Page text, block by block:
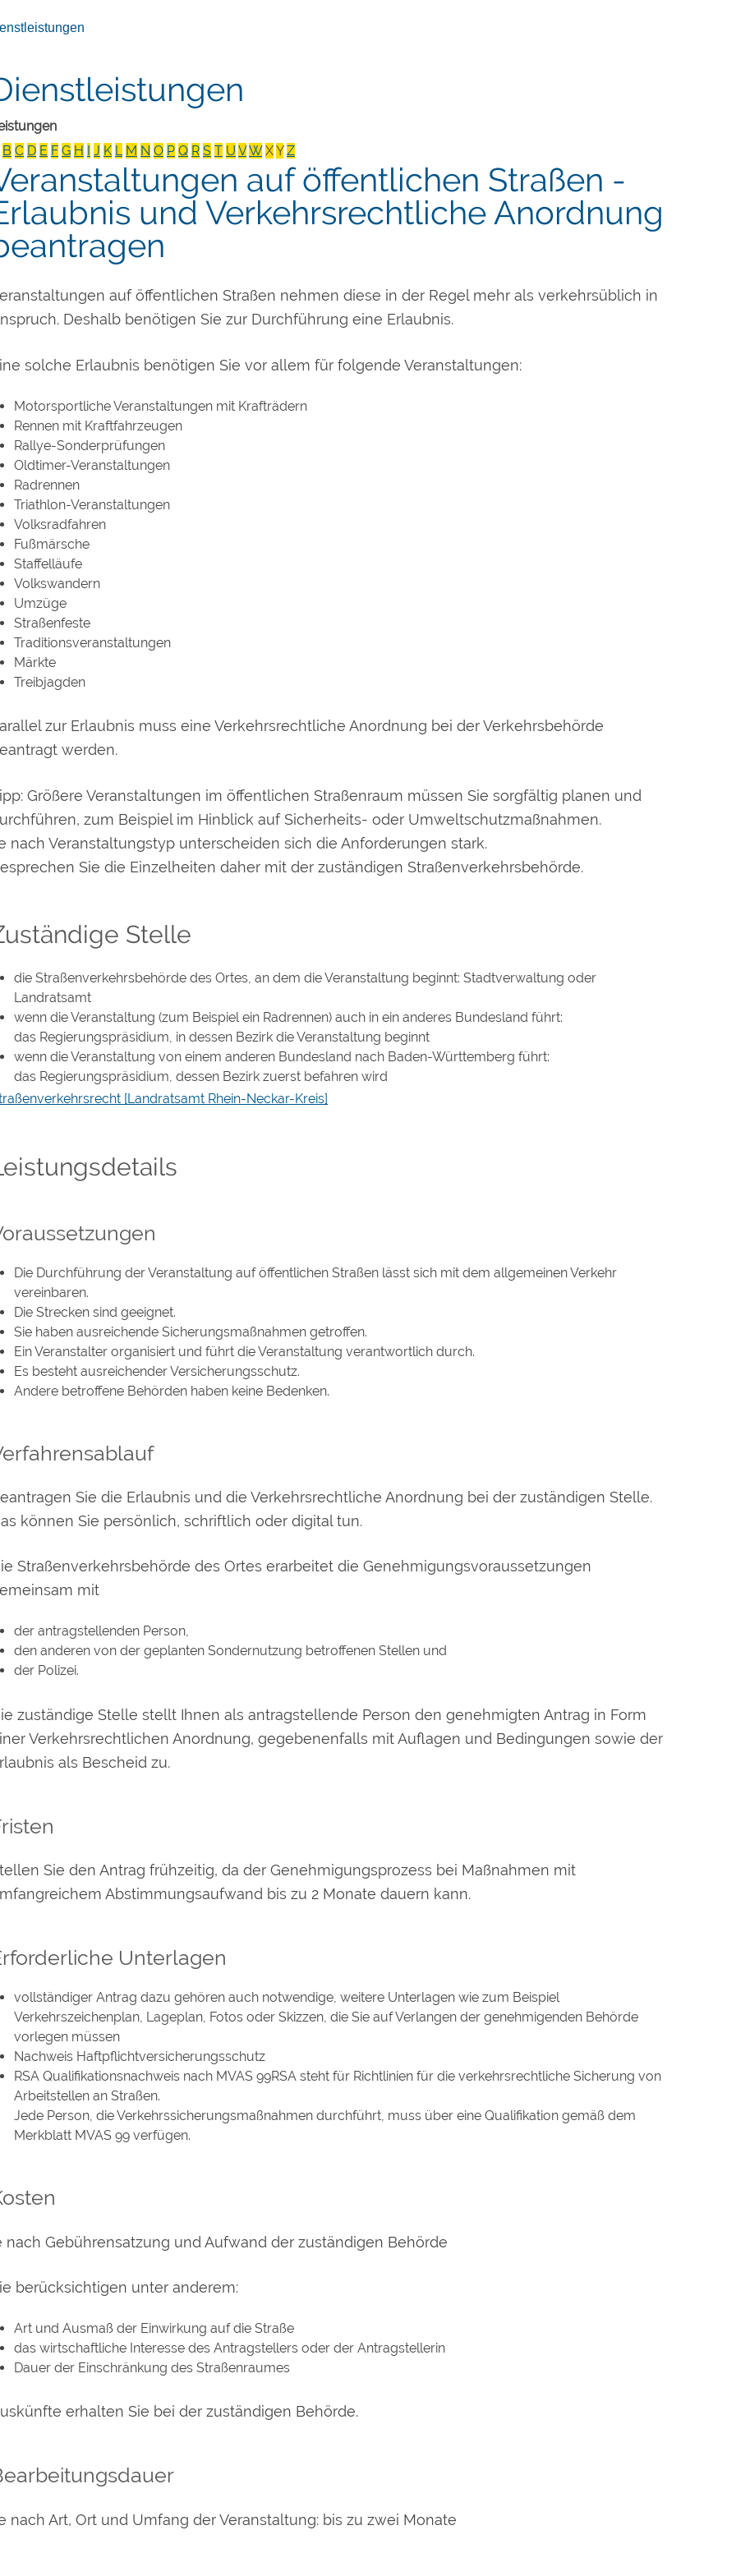
B C D E F G H I J K L M N O P Q R S T U VW XY Z
auf öffentlichen Straßen -
und Verkehrsrechtliche Anordnung
auf öffentlichen Straßen nehmen diese in der Regel mehr als verkehrsüblich in
Deshalb benötigen Sie zur Durchführung eine Erlaubnis.
solche Erlaubnis benötigen Sie vor allem für folgende Veranstaltungen:
Motorsportliche Veranstaltungen mit Krafträdern
Rennen mit Kraftfahrzeugen
Rallye-Sonderprüfungen
Oldtimer-Veranstaltungen
Radrennen
Triathlon-Veranstaltungen
Volksradfahren
Fußmärsche
Staffelläufe
Volkswandern
Umzüge
Straßenfeste
Traditionsveranstaltungen
Märkte
Treibjagden
zur Erlaubnis muss eine Verkehrsrechtliche Anordnung bei der Verkehrsbehörde
werden.
Größere Veranstaltungen im öffentlichen Straßenraum müssen Sie sorgfältig planen und
zum Beispiel im Hinblick auf Sicherheits- oder Umweltschutzmaßnahmen.
nach Veranstaltungstyp unterscheiden sich die Anforderungen stark.
Sie die Einzelheiten daher mit der zuständigen Straßenverkehrsbehörde.
Stelle
die Straßenverkehrsbehörde des Ortes, an dem die Veranstaltung beginnt: Stadtverwaltung oder
Landratsamt
wenn die Veranstaltung (zum Beispiel ein Radrennen) auch in ein anderes Bundesland führt:
das Regierungspräsidium, in dessen Bezirk die Veranstaltung beginnt
wenn die Veranstaltung von einem anderen Bundesland nach Baden-Württemberg führt:
das Regierungspräsidium, dessen Bezirk zuerst befahren wird
[Landratsamt Rhein-Neckar-Kreis]
Die Durchführung der Veranstaltung auf öffentlichen Straßen lässt sich mit dem allgemeinen Verkehr
vereinbaren.
Die Strecken sind geeignet.
Sie haben ausreichende Sicherungsmaßnahmen getroffen.
Ein Veranstalter organisiert und führt die Veranstaltung verantwortlich durch.
Es besteht ausreichender Versicherungsschutz.
Andere betroffene Behörden haben keine Bedenken.
Sie die Erlaubnis und die Verkehrsrechtliche Anordnung bei der zuständigen Stelle.
können Sie persönlich, schriftlich oder digital tun.
Straßenverkehrsbehörde des Ortes erarbeitet die Genehmigungsvoraussetzungen
mit
der antragstellenden Person,
den anderen von der geplanten Sondernutzung betroffenen Stellen und
der Polizei.
zuständige Stelle stellt Ihnen als antragstellende Person den genehmigten Antrag in Form
Verkehrsrechtlichen Anordnung, gegebenenfalls mit Auflagen und Bedingungen sowie der
als Bescheid zu.
Sie den Antrag frühzeitig, da der Genehmigungsprozess bei Maßnahmen mit
Abstimmungsaufwand bis zu 2 Monate dauern kann.
Unterlagen
vollständiger Antrag dazu gehören auch notwendige, weitere Unterlagen wie zum Beispiel
Verkehrszeichenplan, Lageplan, Fotos oder Skizzen, die Sie auf Verlangen der genehmigenden Behörde
vorlegen müssen
Nachweis Haftpflichtversicherungsschutz
RSA Qualifikationsnachweis nach MVAS 99RSA steht für Richtlinien für die verkehrsrechtliche Sicherung von
Arbeitstellen an Straßen.
Jede Person, die Verkehrssicherungsmaßnahmen durchführt, muss über eine Qualifikation gemäß dem
Merkblatt MVAS 99 verfügen.
nach Gebührensatzung und Aufwand der zuständigen Behörde
berücksichtigen unter anderem:
Art und Ausmaß der Einwirkung auf die Straße
das wirtschaftliche Interesse des Antragstellers oder der Antragstellerin
Dauer der Einschränkung des Straßenraumes
erhalten Sie bei der zuständigen Behörde.
nach Art, Ort und Umfang der Veranstaltung: bis zu zwei Monate